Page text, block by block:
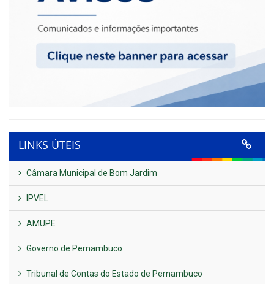
LINKS ÚTEIS
Câmara Municipal de Bom Jardim
IPVEL
AMUPE
Governo de Pernambuco
Tribunal de Contas do Estado de Pernambuco